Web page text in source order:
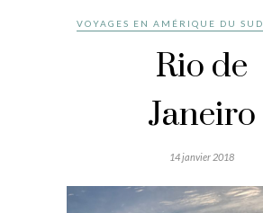
VOYAGES EN AMÉRIQUE DU SUD
Rio de
Janeiro
14 janvier 2018